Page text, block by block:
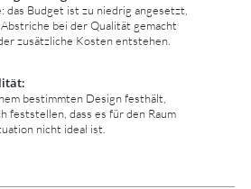
das Budget ist zu niedrig angesetzt,
bei der Qualität gemacht
zusätzliche Kosten entstehen.
bestimmten Design festhält,
feststellen, dass es für den Raum
nicht ideal ist.